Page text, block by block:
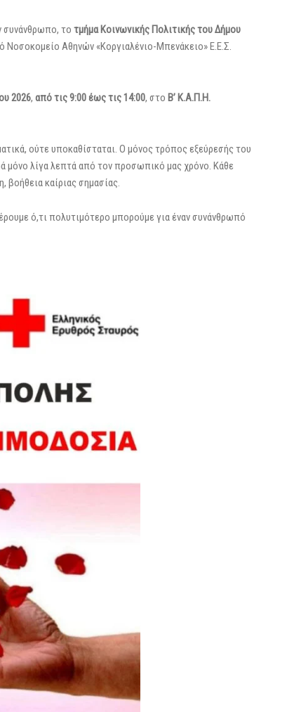
συνάνθρωπο, το τμήμα Κοινωνικής Πολιτικής του Δήμου
Νοσοκομείο Αθηνών «Κοργιαλένιο-Μπενάκειο» Ε.Ε.Σ.
2026, από τις 9:00 έως τις 14:00, στο Β’ Κ.Α.Π.Η.
ούτε υποκαθίσταται. Ο μόνος τρόπος εξεύρεσής του
μόνο λίγα λεπτά από τον προσωπικό μας χρόνο. Κάθε
καίριας σημασίας.
ό,τι πολυτιμότερο μπορούμε για έναν συνάνθρωπό